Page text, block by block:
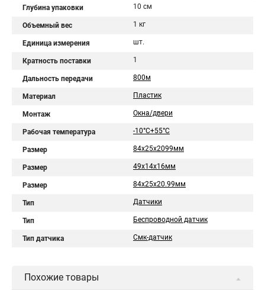
Глубина упаковки 10 см
Объемный вес 1 кг
Единица измерения шт.
Кратность поставки 1
Дальность передачи 800м
Материал Пластик
Монтаж Окна/двери
Рабочая температура -10°C+55°C
Размер 84х25х2099мм
Размер 49х14х16мм
Размер 84х25х20.99мм
Тип Датчики
Тип Беспроводной датчик
Тип датчика Смк-датчик
Похожие товары